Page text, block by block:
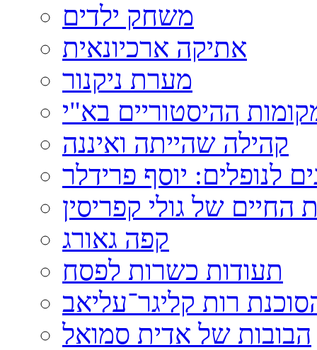
משחק ילדים
אתיקה ארכיונאית
מערת ניקנור
ההיסטוריים בא"י
קהילה שהייתה ואיננה
לנופלים: יוסף פרידלר
החיים של גולי קפריסין
קפה גאורג
תעודות כשרות לפסח
רות קליגר־עליאב
הבובות של אדית סמואל